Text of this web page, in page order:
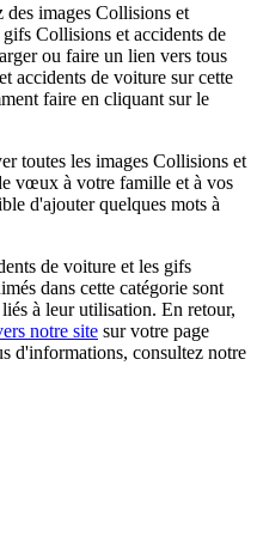
des images Collisions et
Collisions et accidents de
ou faire un lien vers tous
accidents de voiture sur cette
faire en cliquant sur le
toutes les images Collisions et
vœux à votre famille et à vos
d'ajouter quelques mots à
de voiture et les gifs
dans cette catégorie sont
à leur utilisation. En retour,
notre site sur votre page
d'informations, consultez notre